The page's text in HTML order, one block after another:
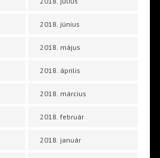
2018. június
2018. május
2018. április
2018. március
2018. február
2018. január